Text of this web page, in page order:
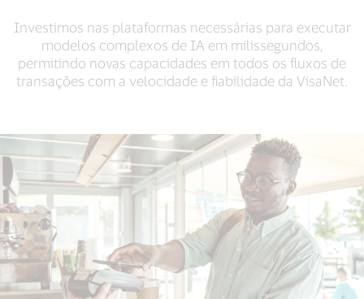
Investimos nas plataformas necessárias para executar
modelos complexos de IA em milissegundos,
permitindo novas capacidades em todos os fluxos de
transações com a velocidade e fiabilidade da VisaNet.